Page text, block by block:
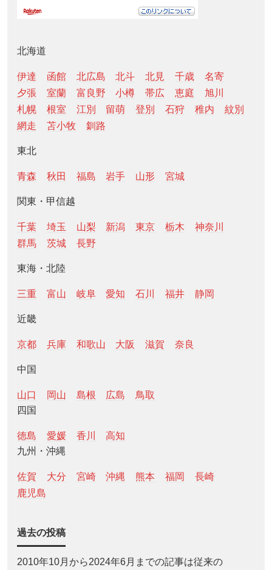
北海道
伊達 函館 北広島 北斗 北見 千歳
名寄
夕張
室蘭 富良野 小樽 帯広 恵庭
旭川
札幌
根室 江別 留萌 登別 石狩 稚内
紋別
網走
苫小牧 釧路
東北
青森 秋田 福島 岩手 山形 宮城
関東・甲信越
千葉 埼玉 山梨 新潟 東京 栃木
神奈川
群馬
茨城 長野
東海・北陸
三重 富山 岐阜 愛知 石川 福井 静岡
近畿
京都 兵庫 和歌山 大阪 滋賀 奈良
中国
山口 岡山 島根 広島
鳥取
四国
徳島 愛媛 香川
高知
九州・沖縄
佐賀 大分 宮崎 沖縄 熊本 福岡
長崎
鹿児島
過去の投稿
2010年10月から2024年6月までの記事は従来の